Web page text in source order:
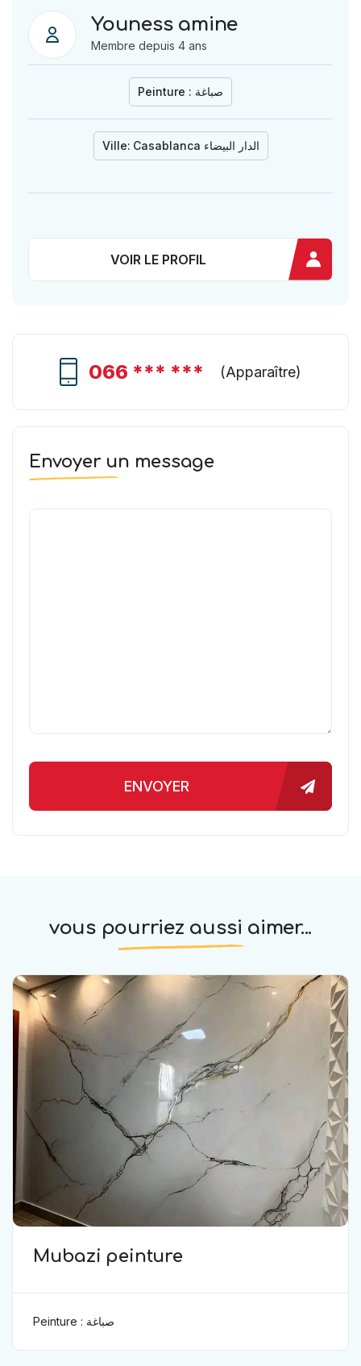
Youness amine
Membre depuis 4 ans
Peinture : صباغة
Ville: Casablanca الدار البيضاء
VOIR LE PROFIL
066 *** *** (Apparaître)
Envoyer un message
ENVOYER
vous pourriez aussi aimer...
Mubazi peinture
Peinture : صباغة